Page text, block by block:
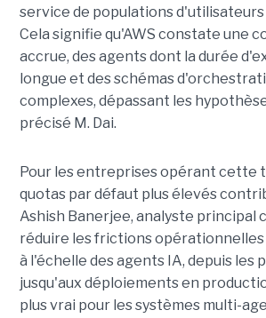
service de populations d'utilisateurs
Cela signifie qu'AWS constate une
accrue, des agents dont la durée
longue et des schémas
complexes, dépassant les
précisé M. Dai.
Pour les entreprises opérant cette
quotas par défaut plus élevés
Ashish Banerjee, analyste principal
réduire les frictions opérationnelles
à l'échelle des agents IA, depuis les
jusqu'aux déploiements en
plus vrai pour les systèmes multi-